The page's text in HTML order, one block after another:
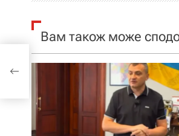
я
а
п
и
Вам також може